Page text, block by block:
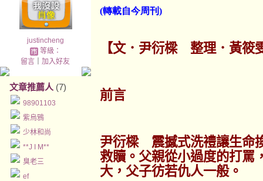
justincheng
等級：
留言 ｜加入好友
文章推薦人 (7)
98901103
紫烏鴉
少林和尚
**J I M**
臭老三
ef
(轉載自今周刊)
【文．尹衍樑 整理．黃筱
前言
尹衍樑 震撼式洗禮讓生命
救贖。父親從小過度的打罵
大，父子彷若仇人一般。